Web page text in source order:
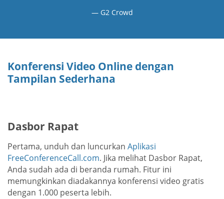
G2 Crowd
Konferensi Video Online dengan
Tampilan Sederhana
Dasbor Rapat
Pertama, unduh dan luncurkan Aplikasi
FreeConferenceCall.com. Jika melihat Dasbor Rapat,
Anda sudah ada di beranda rumah. Fitur ini
memungkinkan diadakannya konferensi video gratis
dengan 1.000 peserta lebih.